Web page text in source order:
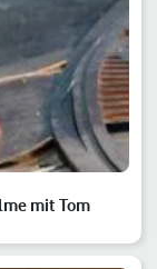
mit Tom